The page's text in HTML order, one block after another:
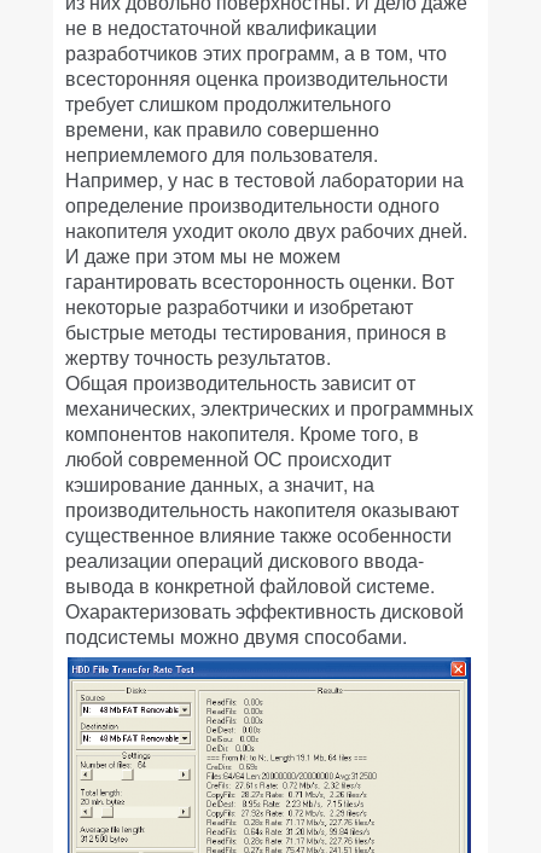
не в недостаточной квалификации
разработчиков этих программ, а в том, что
всесторонняя оценка производительности
требует слишком продолжительного
времени, как правило совершенно
неприемлемого для пользователя.
Например, у нас в тестовой лаборатории на
определение производительности одного
накопителя уходит около двух рабочих дней.
И даже при этом мы не можем
гарантировать всесторонность оценки. Вот
некоторые разработчики и изобретают
быстрые методы тестирования, принося в
жертву точность результатов.
Общая производительность зависит от
механических, электрических и программных
компонентов накопителя. Кроме того, в
любой современной ОС происходит
кэширование данных, а значит, на
производительность накопителя оказывают
существенное влияние также особенности
реализации операций дискового ввода-
вывода в конкретной файловой системе.
Охарактеризовать эффективность дисковой
подсистемы можно двумя способами.